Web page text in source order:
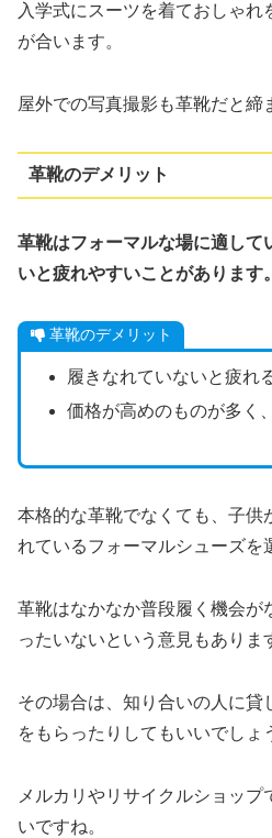
入学式にスーツを着ておしゃ
が合います。
屋外での写真撮影も革靴だと締
革靴のデメリット
革靴はフォーマルな場に適して
いと疲れやすいことがあります。
革靴のデメリット
履きなれていないと疲れ
価格が高めのものが多く
本格的な革靴でなくても、子供
れているフォーマルシューズを
革靴はなかなか普段履く機会が
ったいないという意見もありま
その場合は、知り合いの人に貸
をもらったりしてもいいでしょ
メルカリやリサイクルショッ
いですね。